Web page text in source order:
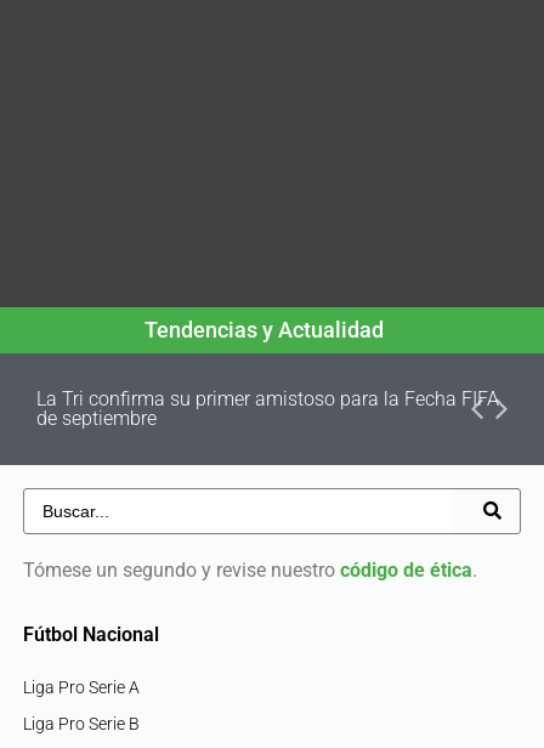
Tendencias y Actualidad
La Tri confirma su primer amistoso para la Fecha FIFA
de septiembre
Tómese un segundo y revise nuestro código de ética.
Fútbol Nacional
Liga Pro Serie A
Liga Pro Serie B